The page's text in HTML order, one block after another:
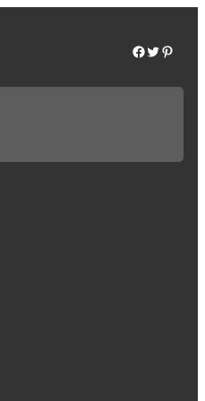
Facebook Twitter Pinterest